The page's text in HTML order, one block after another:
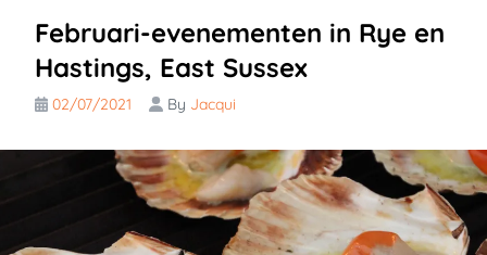
Februari-evenementen in Rye en
Hastings, East Sussex
02/07/2021 By Jacqui